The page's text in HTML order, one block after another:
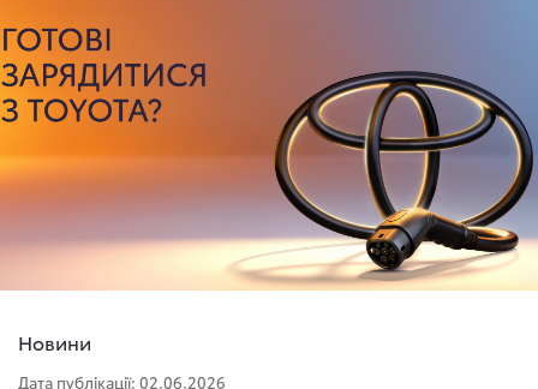
Новини
Дата публікації: 02.06.2026